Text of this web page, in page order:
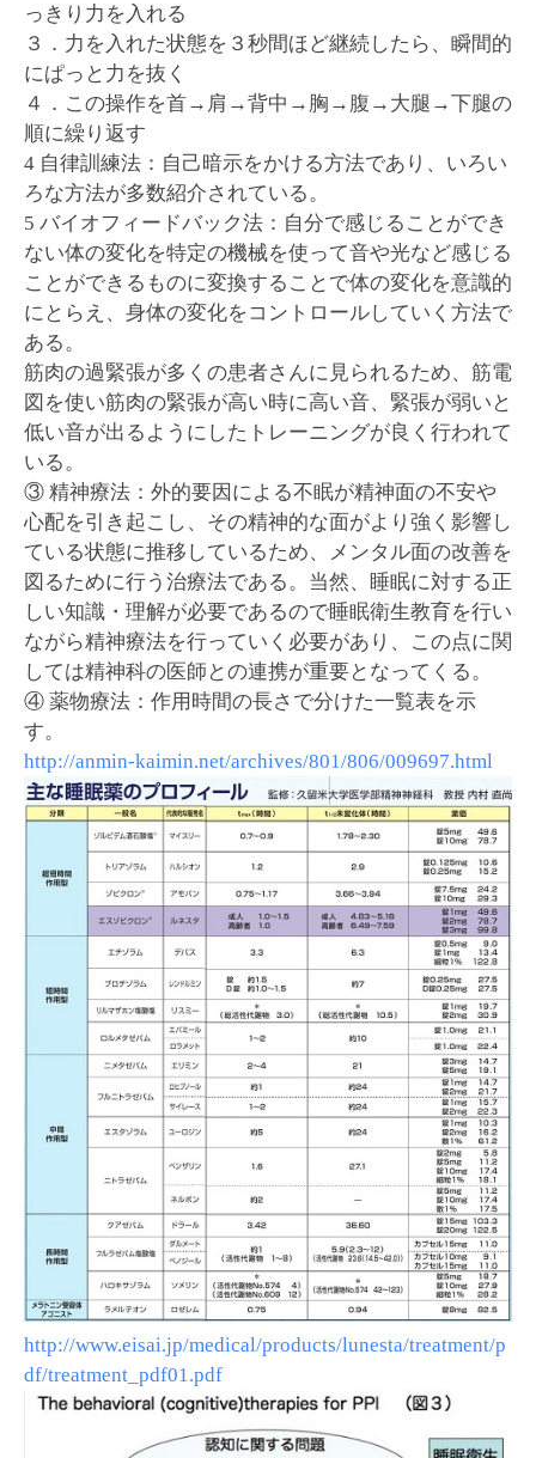
っきり力を入れる
３．力を入れた状態を３秒間ほど継続したら、瞬間的
にぱっと力を抜く
４．この操作を首→肩→背中→胸→腹→大腿→下腿の
順に繰り返す
4 自律訓練法：自己暗示をかける方法であり、いろい
ろな方法が多数紹介されている。
5 バイオフィードバック法：自分で感じることができ
ない体の変化を特定の機械を使って音や光など感じる
ことができるものに変換することで体の変化を意識的
にとらえ、身体の変化をコントロールしていく方法で
ある。
筋肉の過緊張が多くの患者さんに見られるため、筋電
図を使い筋肉の緊張が高い時に高い音、緊張が弱いと
低い音が出るようにしたトレーニングが良く行われて
いる。
③ 精神療法：外的要因による不眠が精神面の不安や
心配を引き起こし、その精神的な面がより強く影響し
ている状態に推移しているため、メンタル面の改善を
図るために行う治療法である。当然、睡眠に対する正
しい知識・理解が必要であるので睡眠衛生教育を行い
ながら精神療法を行っていく必要があり、この点に関
しては精神科の医師との連携が重要となってくる。
④ 薬物療法：作用時間の長さで分けた一覧表を示
す。
http://anmin-kaimin.net/archives/801/806/009697.html
http://www.eisai.jp/medical/products/lunesta/treatment/p
df/treatment_pdf01.pdf